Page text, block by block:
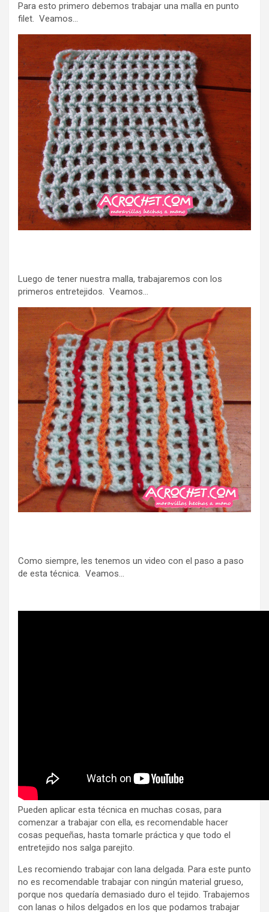
Para esto primero debemos trabajar una malla en punto
filet. Veamos…
Luego de tener nuestra malla, trabajaremos con los
primeros entretejidos. Veamos…
Como siempre, les tenemos un video con el paso a paso
de esta técnica. Veamos…
Pueden aplicar esta técnica en muchas cosas, para
comenzar a trabajar con ella, es recomendable hacer
cosas pequeñas, hasta tomarle práctica y que todo el
entretejido nos salga parejito.
Les recomiendo trabajar con lana delgada. Para este punto
no es recomendable trabajar con ningún material grueso,
porque nos quedaría demasiado duro el tejido. Trabajemos
con lanas o hilos delgados en los que podamos trabajar